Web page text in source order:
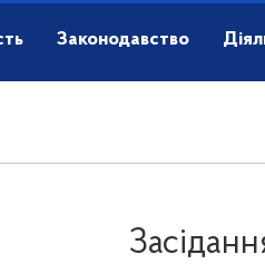
Законодавство